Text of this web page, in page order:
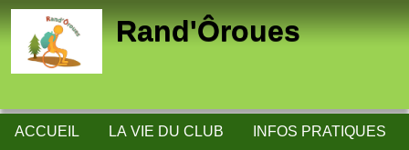
Rand'Ôroues
ACCUEIL LA VIE DU CLUB INFOS PRATIQUES
Panneau de gestion des cookies